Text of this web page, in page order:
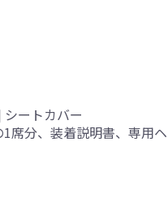
ートカバー
分、装着説明書、専用ヘ